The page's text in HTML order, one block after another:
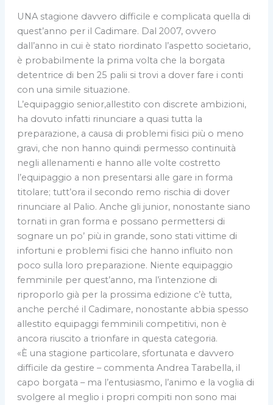
UNA stagione davvero difficile e complicata quella di
quest’anno per il Cadimare. Dal 2007, ovvero
dall’anno in cui è stato riordinato l’aspetto societario,
è probabilmente la prima volta che la borgata
detentrice di ben 25 palii si trovi a dover fare i conti
con una simile situazione.
L’equipaggio senior,allestito con discrete ambizioni,
ha dovuto infatti rinunciare a quasi tutta la
preparazione, a causa di problemi fisici più o meno
gravi, che non hanno quindi permesso continuità
negli allenamenti e hanno alle volte costretto
l’equipaggio a non presentarsi alle gare in forma
titolare; tutt’ora il secondo remo rischia di dover
rinunciare al Palio. Anche gli junior, nonostante siano
tornati in gran forma e possano permettersi di
sognare un po’ più in grande, sono stati vittime di
infortuni e problemi fisici che hanno influito non
poco sulla loro preparazione. Niente equipaggio
femminile per quest’anno, ma l’intenzione di
riproporlo già per la prossima edizione c’è tutta,
anche perché il Cadimare, nonostante abbia spesso
allestito equipaggi femminili competitivi, non è
ancora riuscito a trionfare in questa categoria.
«È una stagione particolare, sfortunata e davvero
difficile da gestire – commenta Andrea Tarabella, il
capo borgata – ma l’entusiasmo, l’animo e la voglia di
svolgere al meglio i propri compiti non sono mai